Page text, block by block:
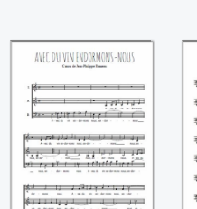
Avec du vin
endormons-nous
(Jean-Philippe
Rameau)